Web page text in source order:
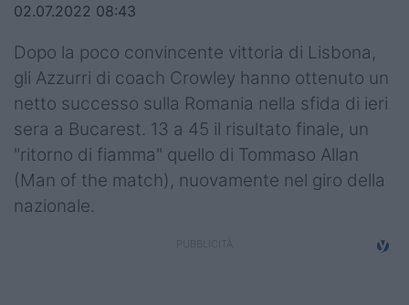
Challenge Cup
World Rugby
Rugby World Cup
Super Rugby
Rugby in TV
Mercato
02.07.2022 08:43
Dopo la poco convincente vittoria di Lisbona,
gli Azzurri di coach Crowley hanno ottenuto un
netto successo sulla Romania nella sfida di ieri
sera a Bucarest. 13 a 45 il risultato finale, un
"ritorno di fiamma" quello di Tommaso Allan
(Man of the match), nuovamente nel giro della
nazionale.